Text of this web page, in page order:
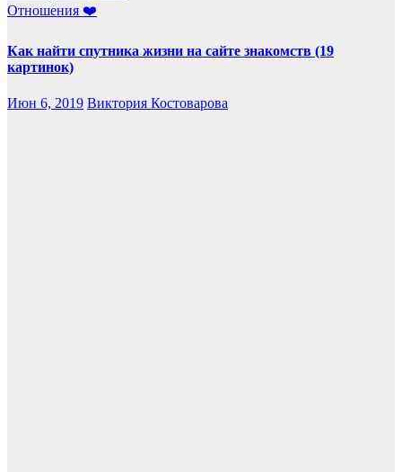
Отношения ❤️
Как найти спутника жизни на сайте знакомств (19
картинок)
Июн 6, 2019 Виктория Костоварова